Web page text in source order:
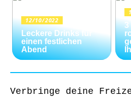
12/10/2022
Leckere Drinks für
einen festlichen
Abend
3
Verbringe deine